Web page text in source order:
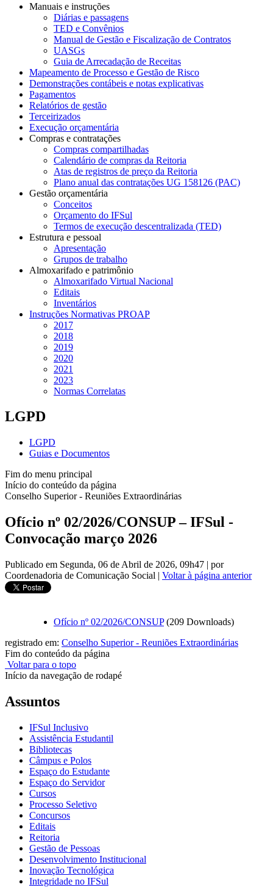
Manuais e instruções
Diárias e passagens
TED e Convênios
Manual de Gestão e Fiscalização de Contratos
UASGs
Guia de Arrecadação de Receitas
Mapeamento de Processo e Gestão de Risco
Demonstrações contábeis e notas explicativas
Pagamentos
Relatórios de gestão
Terceirizados
Execução orçamentária
Compras e contratações
Compras compartilhadas
Calendário de compras da Reitoria
Atas de registros de preço da Reitoria
Plano anual das contratações UG 158126 (PAC)
Gestão orçamentária
Conceitos
Orçamento do IFSul
Termos de execução descentralizada (TED)
Estrutura e pessoal
Apresentação
Grupos de trabalho
Almoxarifado e patrimônio
Almoxarifado Virtual Nacional
Editais
Inventários
Instruções Normativas PROAP
2017
2018
2019
2020
2021
2023
Normas Correlatas
LGPD
LGPD
Guias e Documentos
Fim do menu principal
Início do conteúdo da página
Conselho Superior - Reuniões Extraordinárias
Ofício nº 02/2026/CONSUP – IFSul -
Convocação março 2026
Publicado em Segunda, 06 de Abril de 2026, 09h47 | por
Coordenadoria de Comunicação Social | Voltar à página anterior
Ofício nº 02/2026/CONSUP (209 Downloads)
registrado em: Conselho Superior - Reuniões Extraordinárias
Fim do conteúdo da página
Voltar para o topo
Início da navegação de rodapé
Assuntos
IFSul Inclusivo
Assistência Estudantil
Bibliotecas
Câmpus e Polos
Espaço do Estudante
Espaço do Servidor
Cursos
Processo Seletivo
Concursos
Editais
Reitoria
Gestão de Pessoas
Desenvolvimento Institucional
Inovação Tecnológica
Integridade no IFSul